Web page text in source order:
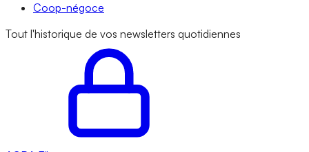
Coop-négoce
Tout l'historique de vos newsletters quotidiennes